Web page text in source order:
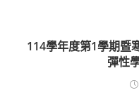
114學年度第1學期暨
彈性